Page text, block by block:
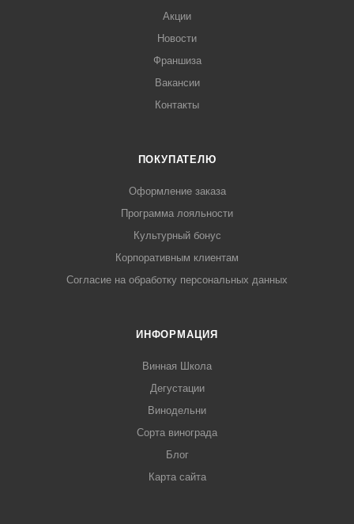
Акции
Новости
Франшиза
Вакансии
Контакты
ПОКУПАТЕЛЮ
Оформление заказа
Программа лояльности
Культурный бонус
Корпоративным клиентам
Согласие на обработку персональных данных
ИНФОРМАЦИЯ
Винная Школа
Дегустации
Винодельни
Сорта винограда
Блог
Карта сайта